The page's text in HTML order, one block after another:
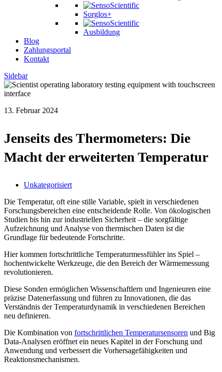
Sorglos+
Ausbildung
Blog
Zahlungsportal
Kontakt
Sidebar
13. Februar 2024
Jenseits des Thermometers: Die
Macht der erweiterten Temperatur
Unkategorisiert
Die Temperatur, oft eine stille Variable, spielt in verschiedenen
Forschungsbereichen eine entscheidende Rolle. Von ökologischen
Studien bis hin zur industriellen Sicherheit – die sorgfältige
Aufzeichnung und Analyse von thermischen Daten ist die
Grundlage für bedeutende Fortschritte.
Hier kommen fortschrittliche Temperaturmessfühler ins Spiel –
hochentwickelte Werkzeuge, die den Bereich der Wärmemessung
revolutionieren.
Diese Sonden ermöglichen Wissenschaftlern und Ingenieuren eine
präzise Datenerfassung und führen zu Innovationen, die das
Verständnis der Temperaturdynamik in verschiedenen Bereichen
neu definieren.
Die Kombination von fortschrittlichen Temperatursensoren und Big
Data-Analysen eröffnet ein neues Kapitel in der Forschung und
Anwendung und verbessert die Vorhersagefähigkeiten und
Reaktionsmechanismen.